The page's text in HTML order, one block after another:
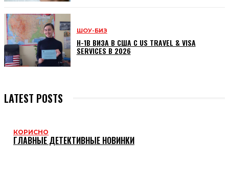
ШОУ-БИЗ
H-1B ВИЗА В США С US TRAVEL & VISA
SERVICES В 2026
LATEST POSTS
КОРИСНО
ГЛАВНЫЕ ДЕТЕКТИВНЫЕ НОВИНКИ